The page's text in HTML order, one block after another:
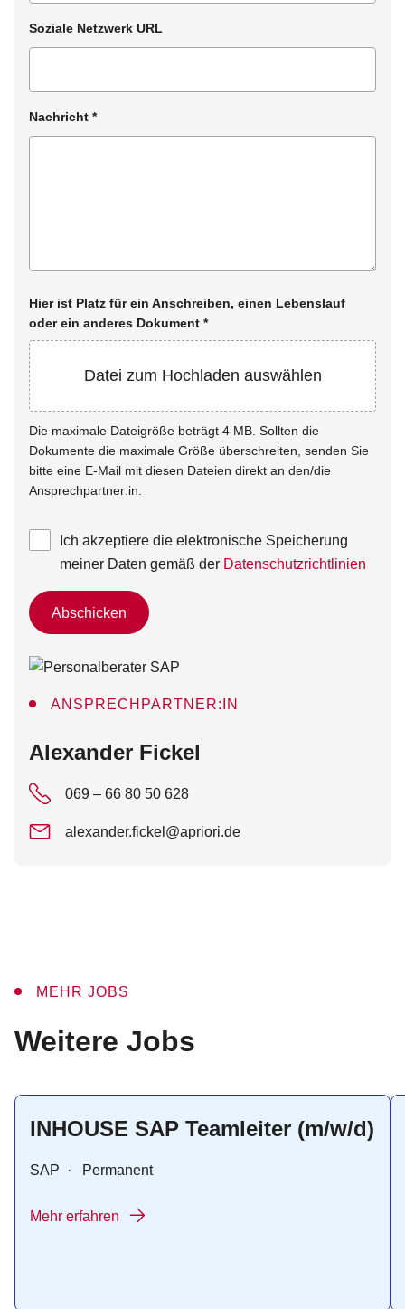
Soziale Netzwerk URL
Nachricht *
Hier ist Platz für ein Anschreiben, einen Lebenslauf
oder ein anderes Dokument *
Datei zum Hochladen auswählen
Die maximale Dateigröße beträgt 4 MB. Sollten die
Dokumente die maximale Größe überschreiten, senden Sie
bitte eine E-Mail mit diesen Dateien direkt an den/die
Ansprechpartner:in.
Ich akzeptiere die elektronische Speicherung
meiner Daten gemäß der Datenschutzrichtlinien
Abschicken
ANSPRECHPARTNER:IN
:
Alexander Fickel
069 – 66 80 50 628
alexander.fickel@apriori.de
MEHR JOBS
:
Weitere Jobs
INHOUSE SAP Teamleiter (m/w/d)
SAP · Permanent
Mehr erfahren